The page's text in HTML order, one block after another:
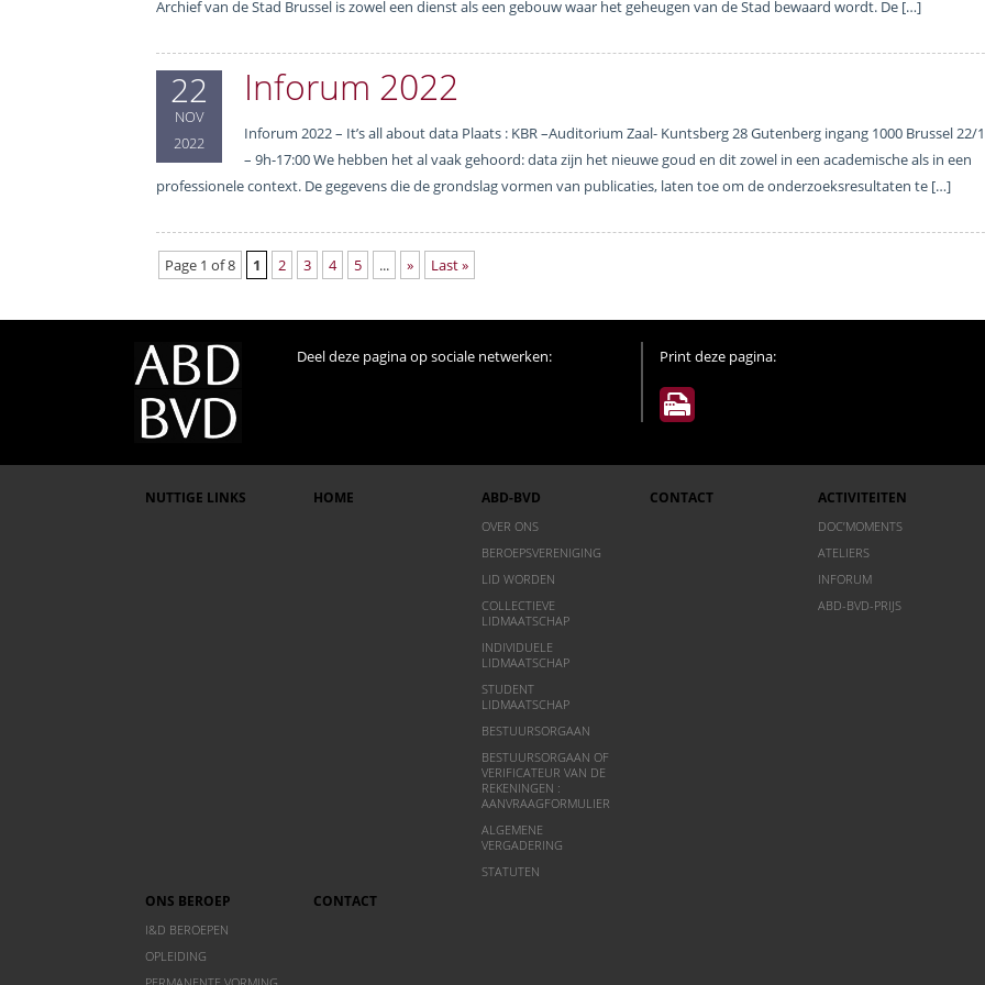
Archief van de Stad Brussel is zowel een dienst als een gebouw waar het geheugen van de Stad bewaard wordt. De […]
22
NOV
2022
Inforum 2022
Inforum 2022 – It’s all about data Plaats : KBR –Auditorium Zaal- Kuntsberg 28 Gutenberg ingang 1000 Brussel 22/
– 9h-17:00 We hebben het al vaak gehoord: data zijn het nieuwe goud en dit zowel in een academische als in een
professionele context. De gegevens die de grondslag vormen van publicaties, laten toe om de onderzoeksresultaten te […]
Page 1 of 8 1 2 3 4 5 ... » Last »
Deel deze pagina op sociale netwerken: Print deze pagina:
NUTTIGE LINKS HOME ABD-BVD
OVER ONS
BEROEPSVERENIGING
LID WORDEN
COLLECTIEVE
LIDMAATSCHAP
INDIVIDUELE
LIDMAATSCHAP
STUDENT
LIDMAATSCHAP
BESTUURSORGAAN
BESTUURSORGAAN OF
VERIFICATEUR VAN DE
REKENINGEN :
AANVRAAGFORMULIER
ALGEMENE
VERGADERING
STATUTEN
CONTACT ACTIVITEITEN
DOC’MOMENTS
ATELIERS
INFORUM
ABD-BVD-PRIJS
ONS BEROEP
I&D BEROEPEN
OPLEIDING
CONTACT